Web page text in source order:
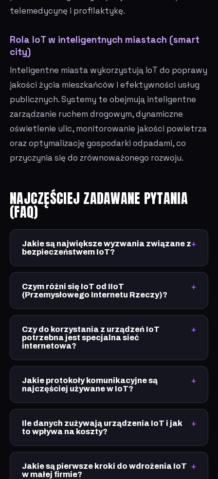
telemedycynę i profilaktykę.
Rola IoT w inteligentnych miastach (smart
city)
Inteligentne miasta wykorzystują IoT do poprawy
jakości życia mieszkańców i efektywności usług
publicznych. Systemy te obejmują inteligentne
zarządzanie ruchem drogowym, dynamiczne
oświetlenie ulic, monitorowanie jakości powietrza
oraz optymalizację gospodarki odpadami, co
przyczynia się do zrównoważonego rozwoju.
NAJCZĘŚCIEJ ZADAWANE PYTANIA
(FAQ)
Jakie są największe wyzwania związane z
bezpieczeństwem IoT?
Czym różni się IoT od IIoT
(Przemysłowego Internetu Rzeczy)?
Czy do korzystania z urządzeń IoT
potrzebna jest specjalna sieć
internetowa?
Jakie protokoły komunikacyjne są
najczęściej używane w IoT?
Ile danych zużywają urządzenia IoT i jak
to wpływa na koszty?
Jakie są pierwsze kroki do wdrożenia IoT
w małej firmie?